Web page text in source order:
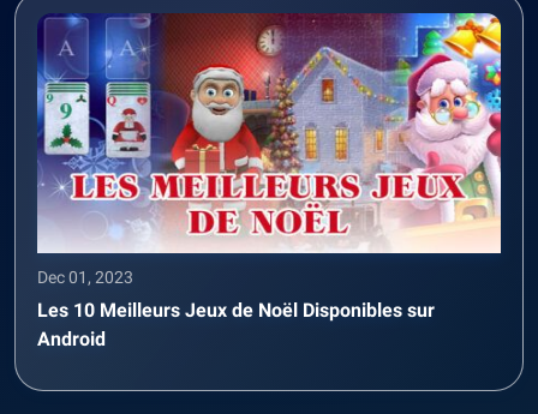
Dec 01, 2023
Les 10 Meilleurs Jeux de Noël Disponibles sur
Android